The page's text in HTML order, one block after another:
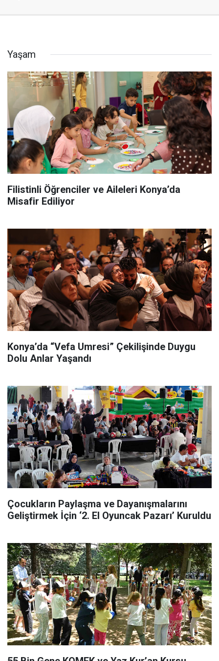
Yaşam
Filistinli Öğrenciler ve Aileleri Konya’da
Misafir Ediliyor
Konya’da “Vefa Umresi” Çekilişinde Duygu
Dolu Anlar Yaşandı
Çocukların Paylaşma ve Dayanışmalarını
Geliştirmek İçin ‘2. El Oyuncak Pazarı’ Kuruldu